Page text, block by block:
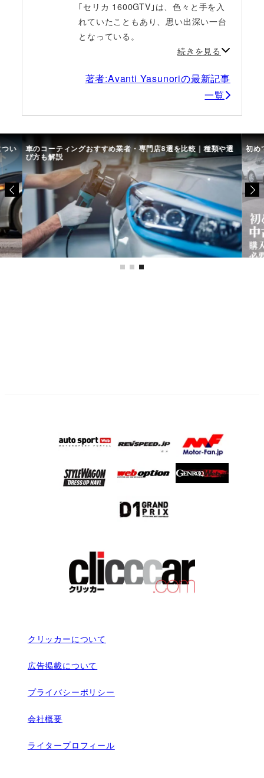
｢セリカ 1600GTV｣は、色々と手を入
れていたこともあり、思い出深い一台
となっている。
続きを見る
著者:Avanti Yasunoriの最新記事
一覧
い 車のコーティングおすすめ業者・専門店8選を比較｜種類や選
び方も解説
初め
クリッカーについて
広告掲載について
プライバシーポリシー
会社概要
ライタープロフィール